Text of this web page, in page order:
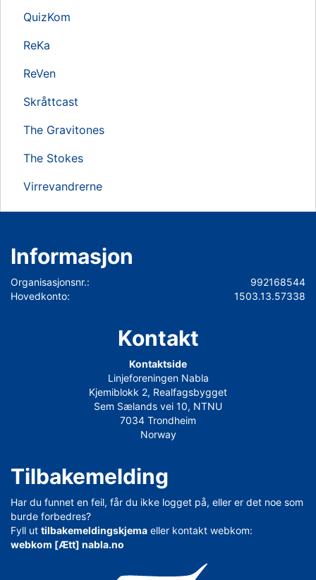
QuizKom
ReKa
ReVen
Skråttcast
The Gravitones
The Stokes
Virrevandrerne
Informasjon
Organisasjonsnr.:
992168544
Hovedkonto:
1503.13.57338
Kontakt
Kontaktside
Linjeforeningen Nabla
Kjemiblokk 2, Realfagsbygget
Sem Sælands vei 10, NTNU
7034 Trondheim
Norway
Tilbakemelding
Har du funnet en feil, får du ikke logget på, eller er det noe som
burde forbedres?
Fyll ut tilbakemeldingskjema eller kontakt webkom:
webkom [Ætt] nabla.no